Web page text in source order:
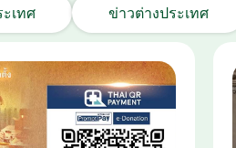
เทศ ข่าวต่างประเทศ